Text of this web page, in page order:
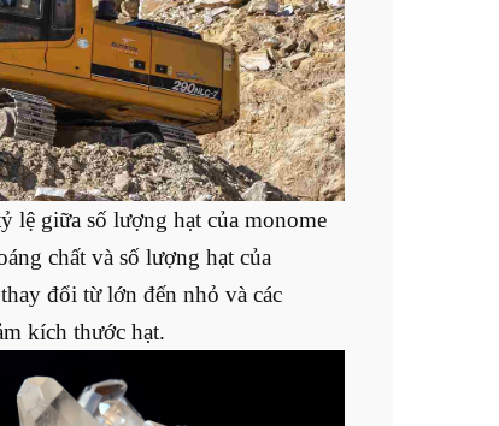
lệ giữa số lượng hạt của monome
chất và số lượng hạt của
đổi từ lớn đến nhỏ và các
kích thước hạt.